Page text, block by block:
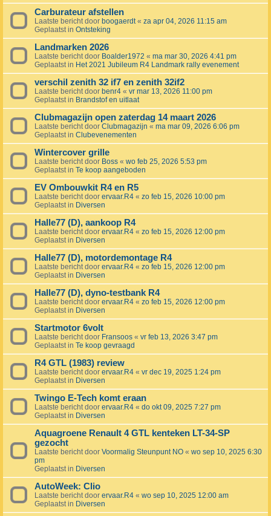
Carburateur afstellen
Laatste bericht door boogaerdt« za apr 04, 2026 11:15 am
Geplaatst in Ontsteking
Landmarken 2026
Laatste bericht door Boalder1972 « ma mar 30, 2026 4:41 pm
Geplaatst in Het 2021 Jubileum R4 Landmark rally evenement
verschil zenith 32 if7 en zenith 32if2
Laatste bericht door benr4 « vr mar 13, 2026 11:00 pm
Geplaatst in Brandstof en uitlaat
Clubmagazijn open zaterdag 14 maart 2026
Laatste bericht door Clubmagazijn « ma mar 09, 2026 6:06 pm
Geplaatst in Clubevenementen
Wintercover grille
Laatste bericht door Boss « wo feb 25, 2026 5:53 pm
Geplaatst in Te koop aangeboden
EV Ombouwkit R4 en R5
Laatste bericht door ervaar.R4 « zo feb 15, 2026 10:00 pm
Geplaatst in Diversen
Halle77 (D), aankoop R4
Laatste bericht door ervaar.R4 « zo feb 15, 2026 12:00 pm
Geplaatst in Diversen
Halle77 (D), motordemontage R4
Laatste bericht door ervaar.R4 « zo feb 15, 2026 12:00 pm
Geplaatst in Diversen
Halle77 (D), dyno-testbank R4
Laatste bericht door ervaar.R4 « zo feb 15, 2026 12:00 pm
Geplaatst in Diversen
Startmotor 6volt
Laatste bericht door Fransoos « vr feb 13, 2026 3:47 pm
Geplaatst in Te koop gevraagd
R4 GTL (1983) review
Laatste bericht door ervaar.R4 « vr dec 19, 2025 1:24 pm
Geplaatst in Diversen
Twingo E-Tech komt eraan
Laatste bericht door ervaar.R4 « do okt 09, 2025 7:27 pm
Geplaatst in Diversen
Aquagroene Renault 4 GTL kenteken LT-34-SP
gezocht
Laatste bericht door Voormalig Steunpunt NO « wo sep 10, 2025 6:30
pm
Geplaatst in Diversen
AutoWeek: Clio
Laatste bericht door ervaar.R4 « wo sep 10, 2025 12:00 am
Geplaatst in Diversen